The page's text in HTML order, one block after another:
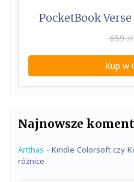
PocketBook
659 zł
Kup w
Najnowsze
Artthas - Kindle Colorsoft czy
różnice